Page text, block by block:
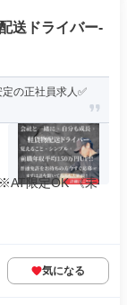
送ドライバー-
定の正社員求人✅
限定OK 《未
気になる